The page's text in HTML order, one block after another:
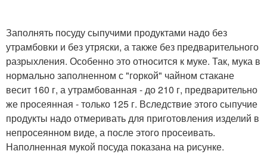
Заполнять посуду сыпучими продуктами надо без
утрамбовки и без утряски, а также без предварительного
разрыхления. Особенно это относится к муке. Так, мука в
нормально заполненном с "горкой" чайном стакане
весит 160 г, а утрамбованная - до 210 г, предварительно
же просеянная - только 125 г. Вследствие этого сыпучие
продукты надо отмеривать для приготовления изделий в
непросеянном виде, а после этого просеивать.
Наполненная мукой посуда показана на рисунке.